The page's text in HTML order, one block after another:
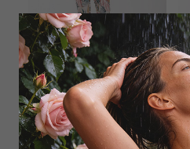
ROSCH
Пижама рубашка / брюки
13 050 ₽ 29 000 ₽